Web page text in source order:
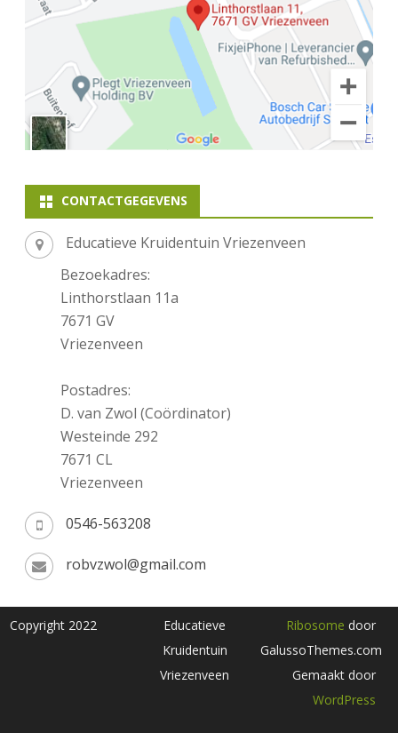
CONTACTGEGEVENS
Educatieve Kruidentuin Vriezenveen
Bezoekadres:
Linthorstlaan 11a
7671 GV
Vriezenveen
Postadres:
D. van Zwol (Coördinator)
Westeinde 292
7671 CL
Vriezenveen
0546-563208
robvzwol@gmail.com
Copyright 2022
Educatieve
Kruidentuin
Vriezenveen
Ribosome door
GalussoThemes.com
Gemaakt door
WordPress